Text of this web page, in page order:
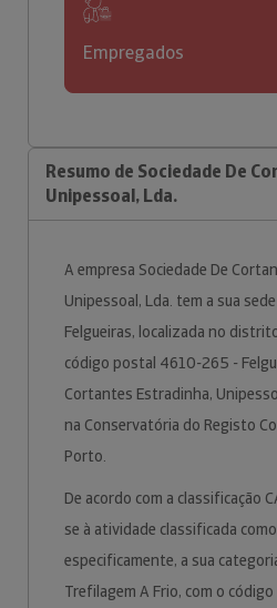
Empregados
Resumo de Sociedade De
Unipessoal, Lda.
A empresa Sociedade De
Unipessoal, Lda. tem a sua
Felgueiras, localizada no
código postal 4610-265 -
Cortantes Estradinha,
na Conservatória do Registo
Porto.
De acordo com a classificação
se à atividade classificada
especificamente, a sua
Trefilagem A Frio, com o